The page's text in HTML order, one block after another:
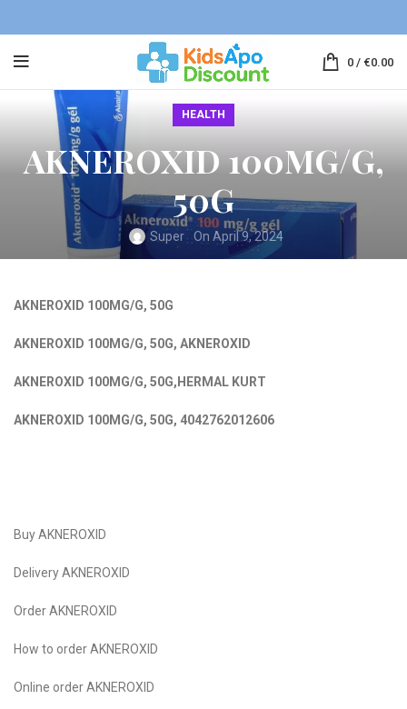
0 / €0.00
HEALTH
AKNEROXID 100MG/G,
50G
Super On April 9, 2024
AKNEROXID 100MG/G, 50G
AKNEROXID 100MG/G, 50G, AKNEROXID
AKNEROXID 100MG/G, 50G,HERMAL KURT
AKNEROXID 100MG/G, 50G, 4042762012606
Buy AKNEROXID
Delivery AKNEROXID
Order AKNEROXID
How to order AKNEROXID
Online order AKNEROXID